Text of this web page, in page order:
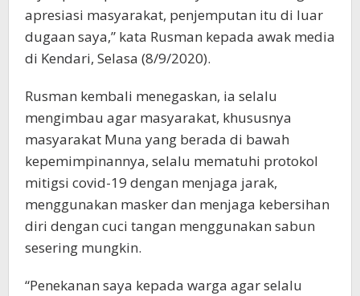
apresiasi masyarakat, penjemputan itu di luar
dugaan saya,” kata Rusman kepada awak media
di Kendari, Selasa (8/9/2020).
Rusman kembali menegaskan, ia selalu
mengimbau agar masyarakat, khususnya
masyarakat Muna yang berada di bawah
kepemimpinannya, selalu mematuhi protokol
mitigsi covid-19 dengan menjaga jarak,
menggunakan masker dan menjaga kebersihan
diri dengan cuci tangan menggunakan sabun
sesering mungkin.
“Penekanan saya kepada warga agar selalu